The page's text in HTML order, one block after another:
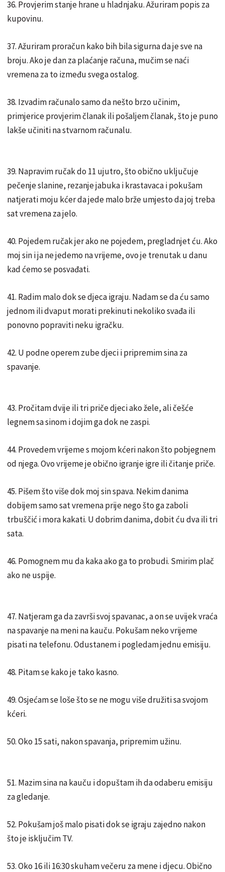
36. Provjerim stanje hrane u hladnjaku. Ažuriram popis za
kupovinu.
37. Ažuriram proračun kako bih bila sigurna da je sve na
broju. Ako je dan za plaćanje računa, mučim se naći
vremena za to između svega ostalog.
38. Izvadim računalo samo da nešto brzo učinim,
primjerice provjerim članak ili pošaljem članak, što je puno
lakše učiniti na stvarnom računalu.
39. Napravim ručak do 11 ujutro, što obično uključuje
pečenje slanine, rezanje jabuka i krastavaca i pokušam
natjerati moju kćer da jede malo brže umjesto da joj treba
sat vremena za jelo.
40. Pojedem ručak jer ako ne pojedem, pregladnjet ću. Ako
moj sin i ja ne jedemo na vrijeme, ovo je trenutak u danu
kad ćemo se posvađati.
41. Radim malo dok se djeca igraju. Nadam se da ću samo
jednom ili dvaput morati prekinuti nekoliko svađa ili
ponovno popraviti neku igračku.
42. U podne operem zube djeci i pripremim sina za
spavanje.
43. Pročitam dvije ili tri priče djeci ako žele, ali češće
legnem sa sinom i dojim ga dok ne zaspi.
44. Provedem vrijeme s mojom kćeri nakon što pobjegnem
od njega. Ovo vrijeme je obično igranje igre ili čitanje priče.
45. Pišem što više dok moj sin spava. Nekim danima
dobijem samo sat vremena prije nego što ga zaboli
trbuščić i mora kakati. U dobrim danima, dobit ću dva ili tri
sata.
46. Pomognem mu da kaka ako ga to probudi. Smirim plač
ako ne uspije.
47. Natjeram ga da završi svoj spavanac, a on se uvijek vraća
na spavanje na meni na kauču. Pokušam neko vrijeme
pisati na telefonu. Odustanem i pogledam jednu emisiju.
48. Pitam se kako je tako kasno.
49. Osjećam se loše što se ne mogu više družiti sa svojom
kćeri.
50. Oko 15 sati, nakon spavanja, pripremim užinu.
51. Mazim sina na kauču i dopuštam ih da odaberu emisiju
za gledanje.
52. Pokušam još malo pisati dok se igraju zajedno nakon
što je isključim TV.
53. Oko 16 ili 16:30 skuham večeru za mene i djecu. Obično